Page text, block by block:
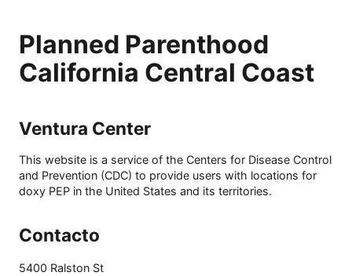
Planned Parenthood
California Central Coast
Ventura Center
This website is a service of the Centers for Disease Control
and Prevention (CDC) to provide users with locations for
doxy PEP in the United States and its territories.
Contacto
5400 Ralston St